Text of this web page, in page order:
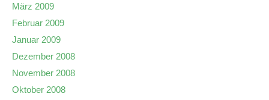
März 2009
Februar 2009
Januar 2009
Dezember 2008
November 2008
Oktober 2008